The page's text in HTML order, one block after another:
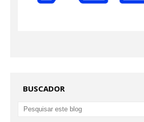
BUSCADOR